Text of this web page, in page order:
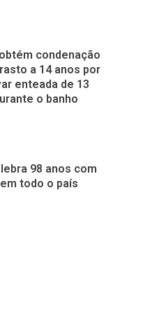
condenação
a 14 anos por
enteada de 13
o banho
98 anos com
todo o país